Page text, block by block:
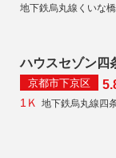
地下鉄烏丸線くいな
ハウスセゾン四
京都市下京区
1Ｋ
地下鉄烏丸線四